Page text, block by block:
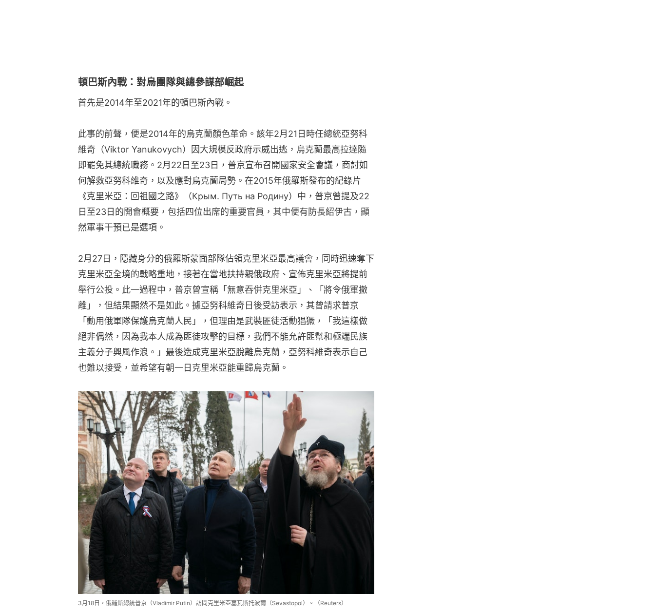
頓巴斯內戰：對烏團隊與總參謀部崛起
首先是2014年至2021年的頓巴斯內戰。
此事的前聲，便是2014年的烏克蘭顏色革命。該年2月21日時任總統亞努科
維奇（Viktor Yanukovych）因大規模反政府示威出逃，烏克蘭最高拉達隨
即罷免其總統職務。2月22日至23日，普京宣布召開國家安全會議，商討如
何解救亞努科維奇，以及應對烏克蘭局勢。在2015年俄羅斯發布的紀錄片
《克里米亞：回祖國之路》（Крым. Путь на Родину）中，普京曾提及22
日至23日的開會概要，包括四位出席的重要官員，其中便有防長紹伊古，顯
然軍事干預已是選項。
2月27日，隱藏身分的俄羅斯蒙面部隊佔領克里米亞最高議會，同時迅速奪下
克里米亞全境的戰略重地，接著在當地扶持親俄政府、宣佈克里米亞將提前
舉行公投。此一過程中，普京曾宣稱「無意吞併克里米亞」、「將令俄軍撤
離」，但結果顯然不是如此。據亞努科維奇日後受訪表示，其曾請求普京
「動用俄軍隊保護烏克蘭人民」，但理由是武裝匪徒活動猖獗，「我這樣做
絕非偶然，因為我本人成為匪徒攻擊的目標，我們不能允許匪幫和極端民族
主義分子興風作浪。」最後造成克里米亞脫離烏克蘭，亞努科維奇表示自己
也難以接受，並希望有朝一日克里米亞能重歸烏克蘭。
3月18日，俄羅斯總統普京（Vladimir Putin）訪問克里米亞塞瓦斯托波爾（Sevastopol）。（Reuters）